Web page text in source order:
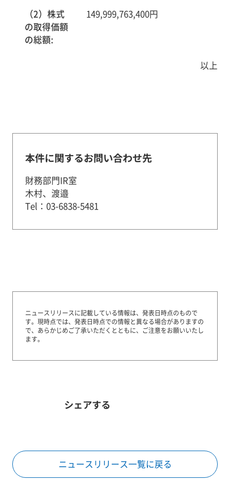
（2）株式
の取得価額
の総額:
149,999,763,400円
以上
本件に関するお問い合わせ先
財務部門IR室
木村、渡邉
Tel：03-6838-5481
ニュースリリースに記載している情報は、発表日時点のもので
す。 現時点では、発表日時点での情報と異なる場合がありますの
で、あらかじめご了承いただくとともに、ご注意をお願いいたし
ます。
シェアする
ニュースリリース一覧に戻る